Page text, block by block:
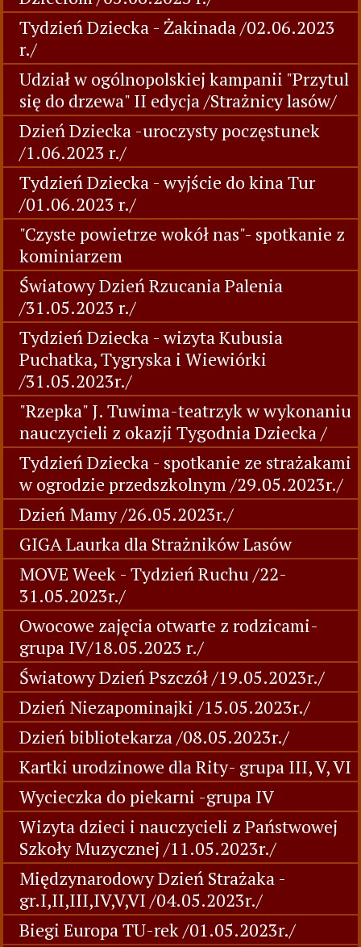
Tydzień Dziecka - Żakinada /02.06.2023
r./
Udział w ogólnopolskiej kampanii "Przytul
się do drzewa" II edycja /Strażnicy lasów/
Dzień Dziecka -uroczysty poczęstunek
/1.06.2023 r./
Tydzień Dziecka - wyjście do kina Tur
/01.06.2023 r./
"Czyste powietrze wokół nas"- spotkanie z
kominiarzem
Światowy Dzień Rzucania Palenia
/31.05.2023 r./
Tydzień Dziecka - wizyta Kubusia
Puchatka, Tygryska i Wiewiórki
/31.05.2023r./
"Rzepka" J. Tuwima-teatrzyk w wykonaniu
nauczycieli z okazji Tygodnia Dziecka /
Tydzień Dziecka - spotkanie ze strażakami
w ogrodzie przedszkolnym /29.05.2023r./
Dzień Mamy /26.05.2023r./
GIGA Laurka dla Strażników Lasów
MOVE Week - Tydzień Ruchu /22-
31.05.2023r./
Owocowe zajęcia otwarte z rodzicami-
grupa IV/18.05.2023 r./
Światowy Dzień Pszczół /19.05.2023r./
Dzień Niezapominajki /15.05.2023r./
Dzień bibliotekarza /08.05.2023r./
Kartki urodzinowe dla Rity- grupa III, V, VI
Wycieczka do piekarni -grupa IV
Wizyta dzieci i nauczycieli z Państwowej
Szkoły Muzycznej /11.05.2023r./
Międzynarodowy Dzień Strażaka -
gr.I,II,III,IV,V,VI /04.05.2023r./
Biegi Europa TU-rek /01.05.2023r./